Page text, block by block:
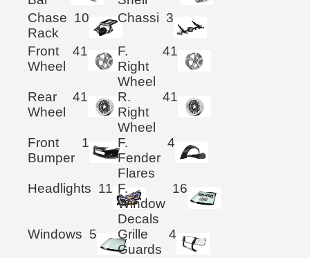
Chase
Rack
10 Chassi 3
Front
Wheel
41
F.
Right
Wheel
41
Rear
Wheel
41
R.
Right
Wheel
41
Front
Bumper
1
F.
Fender
Flares
4
Headlights 11 F.
Window
Decals
16
Windows 5
Grille
Guards
4